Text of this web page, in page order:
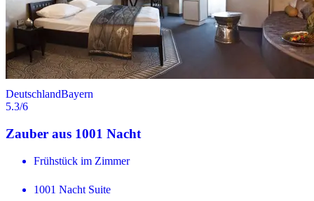
DeutschlandBayern
5.3/6
Zauber aus 1001 Nacht
Frühstück im Zimmer
1001 Nacht Suite